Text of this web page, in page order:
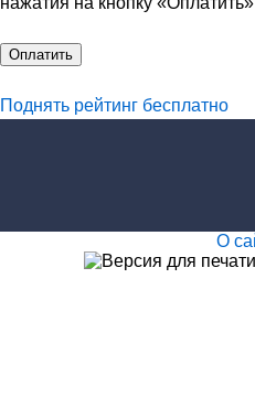
Оплатить
Поднять рейтинг бесплатно
О